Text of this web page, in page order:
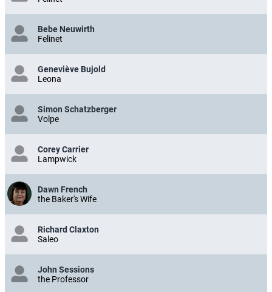
Bebe Neuwirth
Felinet
Geneviève Bujold
Leona
Simon Schatzberger
Volpe
Corey Carrier
Lampwick
Dawn French
the Baker's Wife
Richard Claxton
Saleo
John Sessions
the Professor